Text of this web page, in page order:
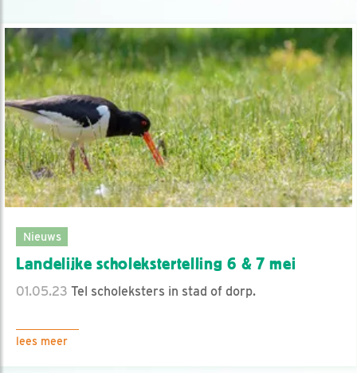
Nieuws
Landelijke scholekstertelling 6 & 7 mei
01.05.23 Tel scholeksters in stad of dorp.
lees meer